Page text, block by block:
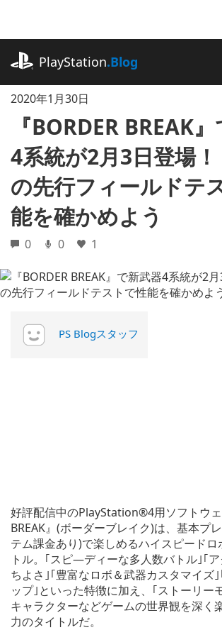
に
キ
ッ
プ
PlayStation.Blog
2020年1月30日
『BORDER BREAK
4系統が2月3日登場
の先行フィールドテ
能を確かめよう
0 0 1
PS Blogスタッフ
好評配信中のPlayStation®4用ソフトウ
BREAK』(ボーダーブレイク)は、基本プ
テム課金あり)で楽しめるハイスピード
トル。｢スピ―ディーな多人数バトル｣｢
ちよさ｣｢豊富なロボ＆武器カスタマイズ
ップ｣といった特徴に加え、｢ストーリー
キャラクターなどゲームの世界観を深く
力のタイトルだ。